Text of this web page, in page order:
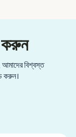
করুন
বিশ্বস্ত
করুন।